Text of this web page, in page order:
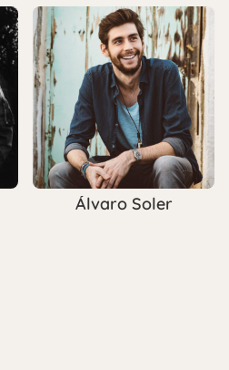
Álvaro Soler